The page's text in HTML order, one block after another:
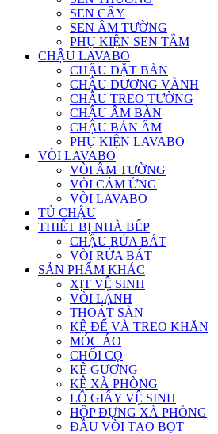
SEN CÂY
SEN ÂM TƯỜNG
PHỤ KIỆN SEN TẮM
CHẬU LAVABO
CHẬU ĐẶT BÀN
CHẬU DƯƠNG VÀNH
CHẬU TREO TƯỜNG
CHẬU ÂM BÀN
CHẬU BÁN ÂM
PHỤ KIỆN LAVABO
VÒI LAVABO
VÒI ÂM TƯỜNG
VÒI CẢM ỨNG
VÒI LAVABO
TỦ CHẬU
THIẾT BỊ NHÀ BẾP
CHẬU RỬA BÁT
VÒI RỬA BÁT
SẢN PHẨM KHÁC
XỊT VỆ SINH
VÒI LẠNH
THOÁT SÀN
KỆ ĐỂ VÀ TREO KHĂN
MÓC ÁO
CHỔI CỌ
KỆ GƯƠNG
KỆ XÀ PHÒNG
LÔ GIẤY VỆ SINH
HỘP ĐỰNG XÀ PHÒNG
ĐẦU VÒI TẠO BỌT